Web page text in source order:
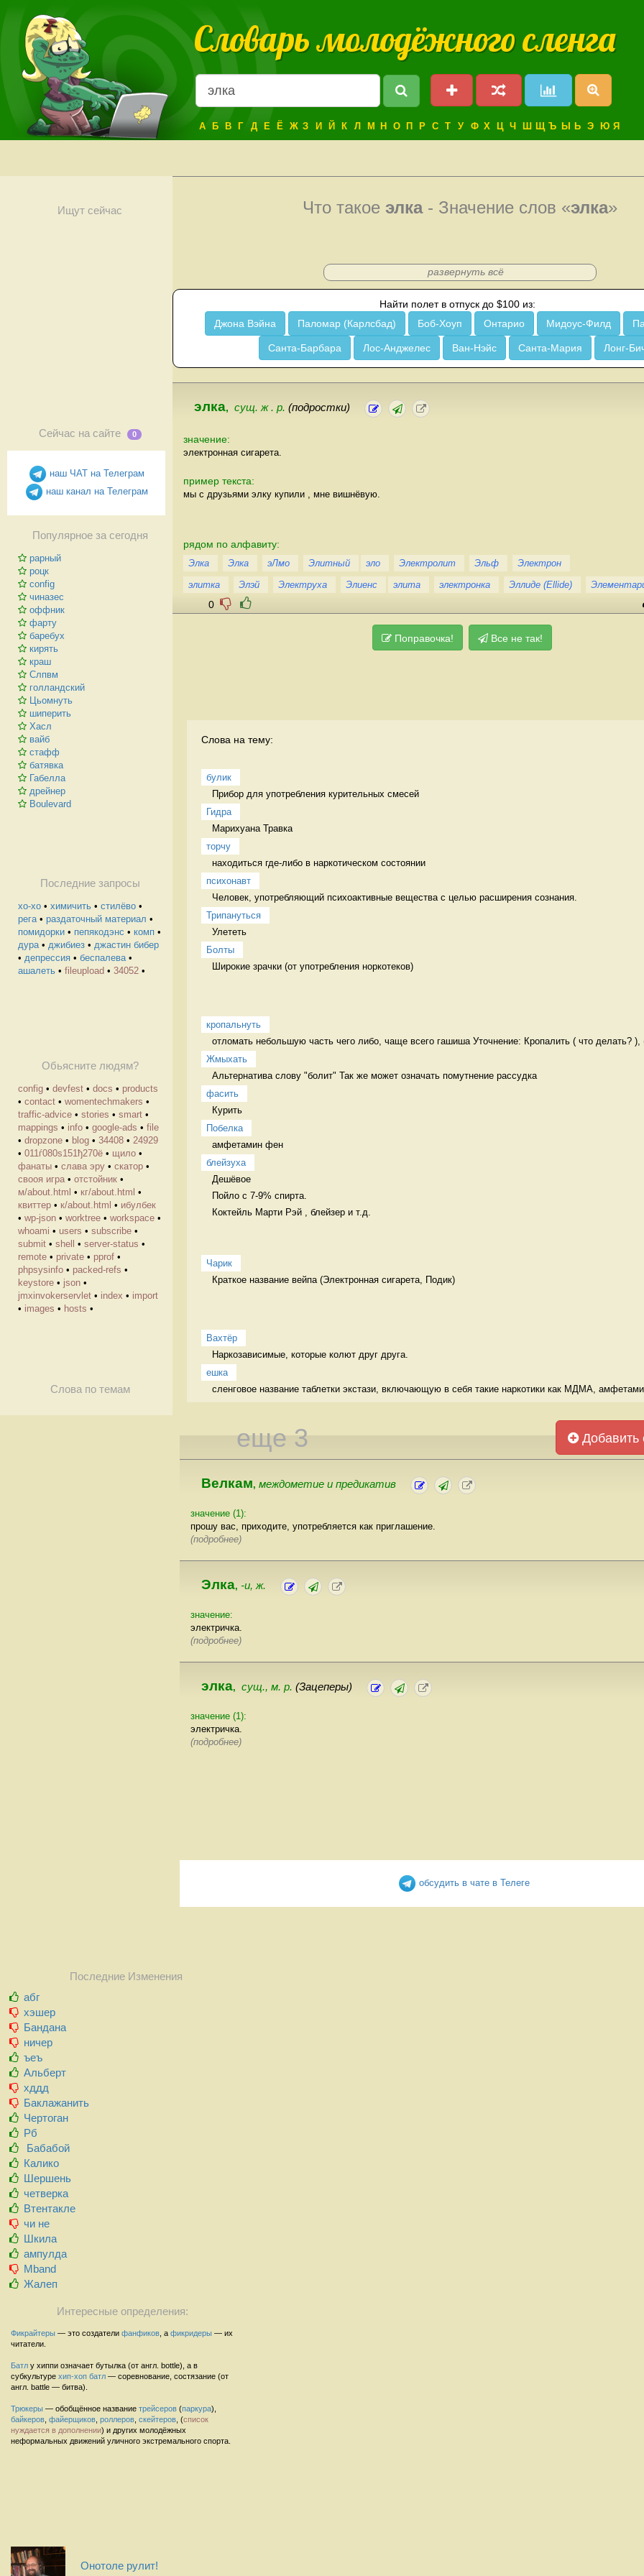
Словарь молодёжного сленга
А Б В Г Д Е Ё Ж З И Й К Л М Н О П Р С Т У Ф Х Ц Ч Ш Щ Ъ Ы Ь Э Ю Я
Ищут сейчас
Сейчас на сайте 0
наш ЧАТ на Телеграм
наш канал на Телеграм
Популярное за сегодня
рарный
роцк
config
чиназес
оффник
фарту
баребух
кирять
краш
Слпвм
голландский
Цьомнуть
шиперить
Хасл
вайб
стафф
батявка
Габелла
дрейнер
Boulevard
Последние запросы
хо-хо • химичить • стилёво •
рега• раздаточный материал •
помидорки • пепякодэнс • комп •
дура• джибиез • джастин бибер
• депрессия • беспалева•
ашалеть • fileupload • 34052 •
Обьясните людям?
config • devfest • docs • products
• contact • womentechmakers •
traffic-advice • stories • smart •
mappings • info • google-ads • file
• dropzone • blog • 34408 • 24929
• 011ѓ080ѕ151ђ270ё • щило •
фанаты • слава эру • скатор •
свооя игра • отстойник •
м/about.html • кг/about.html •
квиттер • к/about.html • ибулбек
• wp-json • worktree • workspace •
whoami • users • subscribe •
submit • shell • server-status •
remote • private • pprof •
phpsysinfo • packed-refs •
keystore • json •
jmxinvokerservlet • index • import
• images • hosts •
Слова по темам
Что такое элка- Значение слов «элка»
развернуть всё
Найти полет в отпуск до $100 из:
Джона Вэйна
Паломар (Карлсбад) Боб-Хоуп Онтарио Мидоус-Филд
Санта-Барбара Лос-Анджелес Ван-Нэйс Санта-Мария Лонг-
элка, сущ. ж . р. (подростки)
значение:
электронная сигарета.
пример текста:
мы с друзьями элку купили , мне вишнёвую.
рядом по алфавиту:
Элка Элка эЛмо Элитный эло Электролит Эльф
Электрон
элитка
Элэй Электруха Элиенс элита электронка Эллиде (Ellide)
0
Поправочка! Все не так!
Слова на тему:
булик
Прибор для употребления курительных смесей
Гидра
Марихуана Травка
торчу
находиться где-либо в наркотическом состоянии
психонавт
Человек, употребляющий психоактивные вещества с целью расширения сознания.
Трипануться
Улететь
Болты
Широкие зрачки (от употребления норкотеков)
кропальнуть
отломать небольшую часть чего либо, чаще всего гашиша Уточнение: Кропалить ( что делать? ),
Жмыхать
Альтернатива слову "болит" Так же может означать помутнение рассудка
фасить
Курить
Побелка
амфетамин фен
блейзуха
Дешёвое
Пойло с 7-9% спирта.
Коктейль Марти Рэй , блейзер и т.д.
Чарик
Краткое название вейпа (Электронная сигарета, Подик)
Вахтёр
Наркозависимые, которые колют друг друга.
ешка
сленговое название таблетки экстази, включающую в себя такие наркотики как МДМА,
еще 3 Добавить
Велкам, междометие и предикатив
значение (1):
прошу вас, приходите, употребляется как приглашение.
(подробнее)
Элка, -и, ж.
значение:
электричка.
(подробнее)
элка, сущ., м. р. (Зацеперы)
значение (1):
электричка.
(подробнее)
обсудить в чате в Телеге
Последние Изменения
абг
хэшер
Бандана
ничер
ъеъ
Альберт
хддд
Баклажанить
Чертоган
Рб
Бабабой
Калико
Шершень
четверка
Втентакле
чи не
Шкила
ампулда
Mband
Жалеп
Интересные определения:
Фикрайтеры — это создатели фанфиков , а фикридеры — их
читатели.
Батл у хиппи означает бутылка (от англ. bottle), а в
субкультуре хип-хоп батл — соревнование, состязание (от
англ. battle — битва).
Трюкеры — обобщённое название трейсеров (паркура),
байкеров файерщиков роллеров скейтеров , (список
нуждается в дополнении) и других молодёжных
неформальных движений уличного экстремального спорта.
Онотоле рулит!